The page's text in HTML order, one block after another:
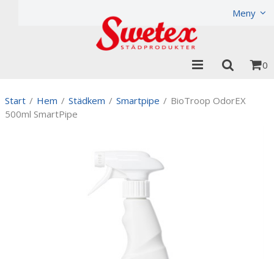
Meny
0
Start / Hem / Städkem / Smartpipe / BioTroop OdorEX
500ml SmartPipe